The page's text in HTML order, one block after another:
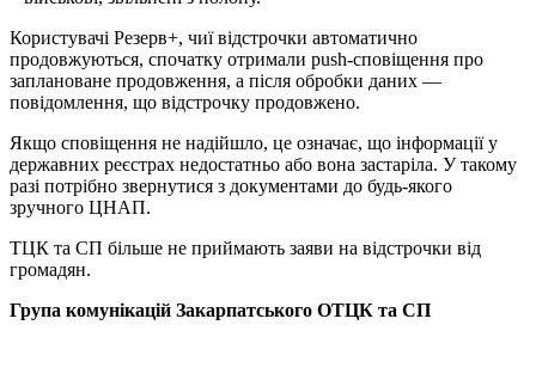
Користувачі Резерв+, чиї відстрочки автоматично
продовжуються, спочатку отримали push-сповіщення про
заплановане продовження, а після обробки даних —
повідомлення, що відстрочку продовжено.
Якщо сповіщення не надійшло, це означає, що інформації у
державних реєстрах недостатньо або вона застаріла. У такому
разі потрібно звернутися з документами до будь-якого
зручного ЦНАП.
ТЦК та СП більше не приймають заяви на відстрочки від
громадян.
Група комунікацій Закарпатського ОТЦК та СП